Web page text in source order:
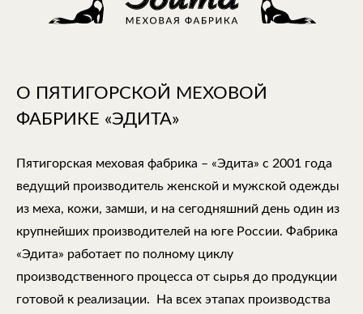
О ПЯТИГОРСКОЙ МЕХОВОЙ
ФАБРИКЕ «ЭДИТА»
Пятигорская меховая фабрика – «Эдита» с 2001 года
ведущий производитель женской и мужской одежды
из меха, кожи, замши, и на сегодняшний день один из
крупнейших производителей на юге России. Фабрика
«Эдита» работает по полному циклу
производственного процесса от сырья до продукции
готовой к реализации. На всех этапах производства